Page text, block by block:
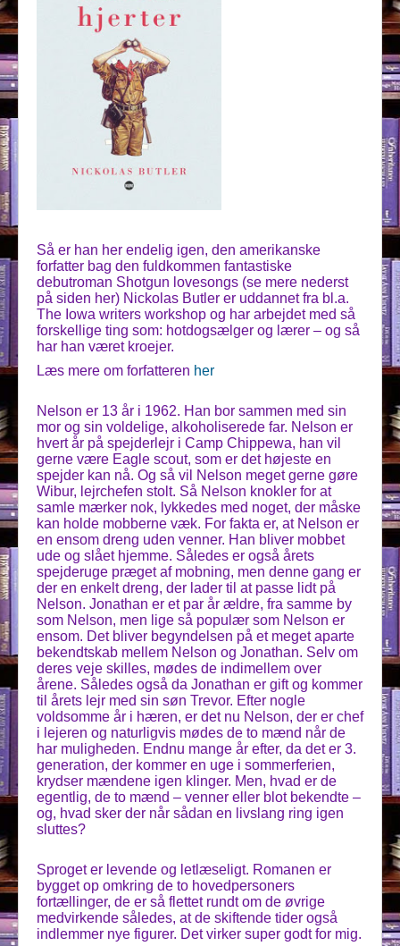
Så er han her endelig igen, den amerikanske
forfatter bag den fuldkommen fantastiske
debutroman Shotgun lovesongs (se mere nederst
på siden her) Nickolas Butler er uddannet fra bl.a.
The Iowa writers workshop og har arbejdet med så
forskellige ting som: hotdogsælger og lærer – og så
har han været kroejer.
Læs mere om forfatteren her
Nelson er 13 år i 1962. Han bor sammen med sin
mor og sin voldelige, alkoholiserede far. Nelson er
hvert år på spejderlejr i Camp Chippewa, han vil
gerne være Eagle scout, som er det højeste en
spejder kan nå. Og så vil Nelson meget gerne gøre
Wibur, lejrchefen stolt. Så Nelson knokler for at
samle mærker nok, lykkedes med noget, der måske
kan holde mobberne væk. For fakta er, at Nelson er
en ensom dreng uden venner. Han bliver mobbet
ude og slået hjemme. Således er også årets
spejderuge præget af mobning, men denne gang er
der en enkelt dreng, der lader til at passe lidt på
Nelson. Jonathan er et par år ældre, fra samme by
som Nelson, men lige så populær som Nelson er
ensom. Det bliver begyndelsen på et meget aparte
bekendtskab mellem Nelson og Jonathan. Selv om
deres veje skilles, mødes de indimellem over
årene. Således også da Jonathan er gift og kommer
til årets lejr med sin søn Trevor. Efter nogle
voldsomme år i hæren, er det nu Nelson, der er chef
i lejeren og naturligvis mødes de to mænd når de
har muligheden. Endnu mange år efter, da det er 3.
generation, der kommer en uge i sommerferien,
krydser mændene igen klinger. Men, hvad er de
egentlig, de to mænd – venner eller blot bekendte –
og, hvad sker der når sådan en livslang ring igen
sluttes?
Sproget er levende og letlæseligt. Romanen er
bygget op omkring de to hovedpersoners
fortællinger, de er så flettet rundt om de øvrige
medvirkende således, at de skiftende tider også
indlemmer nye figurer. Det virker super godt for mig.